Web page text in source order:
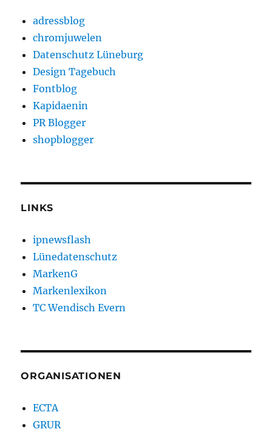
adressblog
chromjuwelen
Datenschutz Lüneburg
Design Tagebuch
Fontblog
Kapidaenin
PR Blogger
shopblogger
LINKS
ipnewsflash
Lünedatenschutz
MarkenG
Markenlexikon
TC Wendisch Evern
ORGANISATIONEN
ECTA
GRUR